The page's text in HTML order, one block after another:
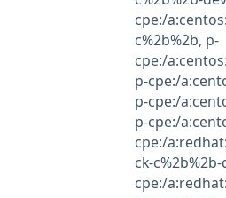
cpe:/
c%2b%2b, p-
cpe:/
p-cpe:/
p-cpe:/
p-cpe:/
cpe:/
ck-
cpe:/